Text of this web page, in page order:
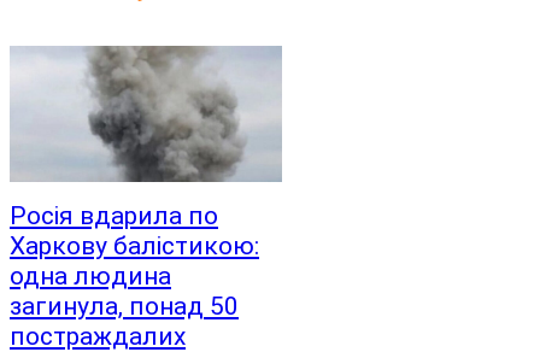
Росія вдарила по
Харкову балістикою:
одна людина
загинула, понад 50
постраждалих